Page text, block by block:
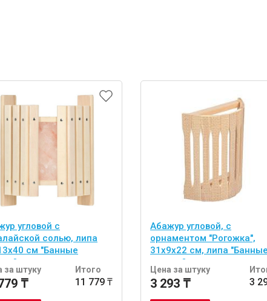
угловой с
солью, липа
см "Банные
за штуку
₸
Итого
11 779 ₸
Абажур угловой, с
орнаментом "Рогожка",
31х9х22 см, липа "Банные
штучки"
Цена за штуку
3 293 ₸ 3